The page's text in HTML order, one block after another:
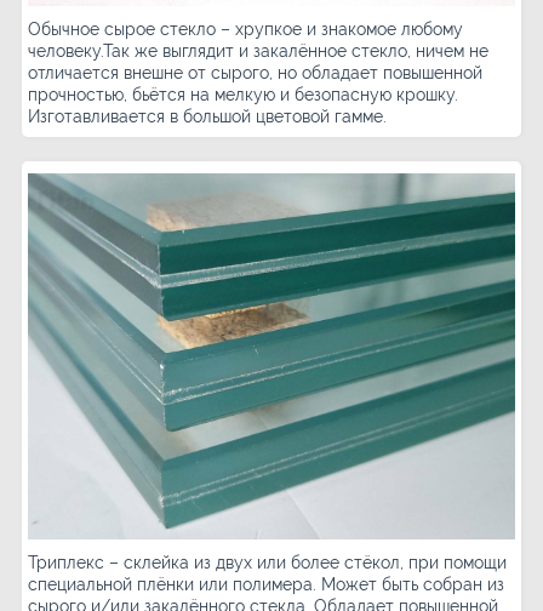
Обычное сырое стекло – хрупкое и знакомое любому
человеку.Так же выглядит и закалённое стекло, ничем не
отличается внешне от сырого, но обладает повышенной
прочностью, бьётся на мелкую и безопасную крошку.
Изготавливается в большой цветовой гамме.
Триплекс – склейка из двух или более стёкол, при помощи
специальной плёнки или полимера. Может быть собран из
сырого и/или закалённого стекла. Обладает повышенной